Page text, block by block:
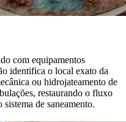
com equipamentos
identifica o local exato da
ou hidrojateamento de
restaurando o fluxo
de saneamento.